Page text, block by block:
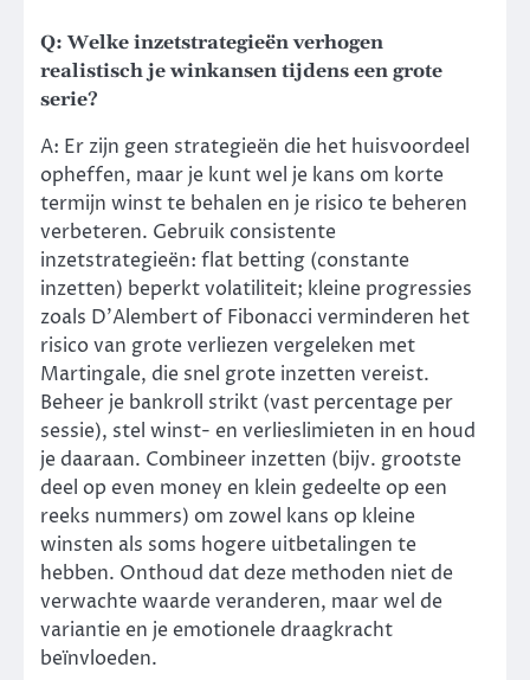
Q: Welke inzetstrategieën verhogen
realistisch je winkansen tijdens een grote
serie?
A: Er zijn geen strategieën die het huisvoordeel
opheffen, maar je kunt wel je kans om korte
termijn winst te behalen en je risico te beheren
verbeteren. Gebruik consistente
inzetstrategieën: flat betting (constante
inzetten) beperkt volatiliteit; kleine progressies
zoals D’Alembert of Fibonacci verminderen het
risico van grote verliezen vergeleken met
Martingale, die snel grote inzetten vereist.
Beheer je bankroll strikt (vast percentage per
sessie), stel winst- en verlieslimieten in en houd
je daaraan. Combineer inzetten (bijv. grootste
deel op even money en klein gedeelte op een
reeks nummers) om zowel kans op kleine
winsten als soms hogere uitbetalingen te
hebben. Onthoud dat deze methoden niet de
verwachte waarde veranderen, maar wel de
variantie en je emotionele draagkracht
beïnvloeden.